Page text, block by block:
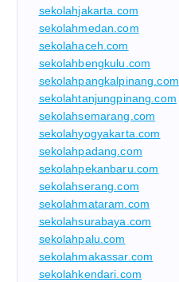
sekolahjakarta.com
sekolahmedan.com
sekolahaceh.com
sekolahbengkulu.com
sekolahpangkalpinang.com
sekolahtanjungpinang.com
sekolahsemarang.com
sekolahyogyakarta.com
sekolahpadang.com
sekolahpekanbaru.com
sekolahserang.com
sekolahmataram.com
sekolahsurabaya.com
sekolahpalu.com
sekolahmakassar.com
sekolahkendari.com